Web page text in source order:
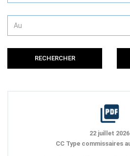
RECHERCHER
22 juillet 2026
CC Type commissaires